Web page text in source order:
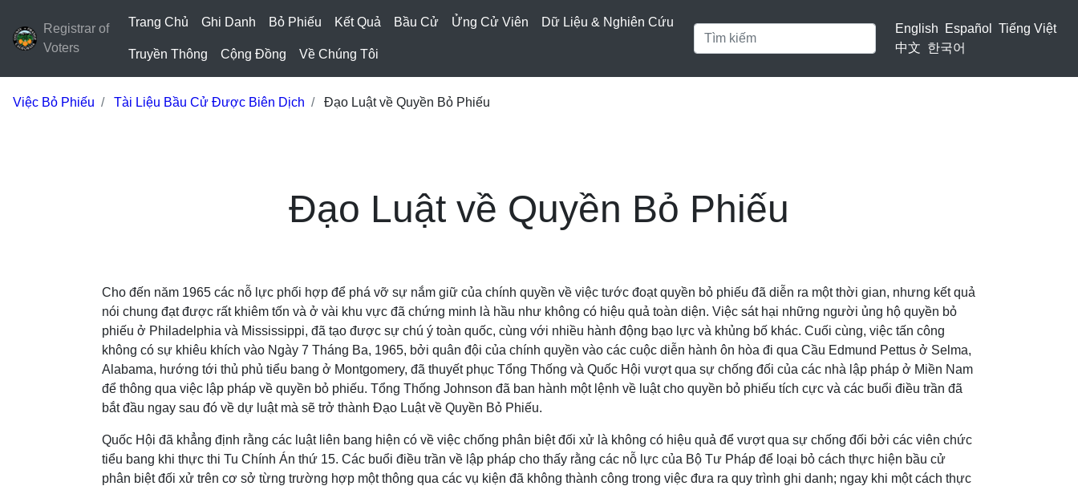
Registrar of
Voters
Trang Chủ Ghi Danh Bỏ Phiếu Kết Quả Bầu Cử Ửng Cử Viên Dữ Liệu & Nghiên Cứu
Truyền Thông Cộng Đồng Về Chúng Tôi
English Español
Tiếng Việt
中文 한국어
Việc Bỏ Phiếu Tài Liệu Bầu Cử Được Biên Dịch Đạo Luật về Quyền Bỏ Phiếu
Đạo Luật về Quyền Bỏ Phiếu
Cho đến năm 1965 các nỗ lực phối hợp để phá vỡ sự nắm giữ của chính quyền về việc tước đoạt quyền bỏ phiếu đã diễn ra một thời gian, nhưng kết quả
nói chung đạt được rất khiêm tốn và ở vài khu vực đã chứng minh là hầu như không có hiệu quả toàn diện. Việc sát hại những người ủng hộ quyền bỏ
phiếu ở Philadelphia và Mississippi, đã tạo được sự chú ý toàn quốc, cùng với nhiều hành động bạo lực và khủng bố khác. Cuối cùng, việc tấn công
không có sự khiêu khích vào Ngày 7 Tháng Ba, 1965, bởi quân đội của chính quyền vào các cuộc diễn hành ôn hòa đi qua Cầu Edmund Pettus ở Selma,
Alabama, hướng tới thủ phủ tiểu bang ở Montgomery, đã thuyết phục Tổng Thống và Quốc Hội vượt qua sự chống đối của các nhà lập pháp ở Miền Nam
để thông qua việc lập pháp về quyền bỏ phiếu. Tổng Thống Johnson đã ban hành một lệnh về luật cho quyền bỏ phiếu tích cực và các buổi điều trần đã
bắt đầu ngay sau đó về dự luật mà sẽ trở thành Đạo Luật về Quyền Bỏ Phiếu.
Quốc Hội đã khẳng định rằng các luật liên bang hiện có về việc chống phân biệt đối xử là không có hiệu quả để vượt qua sự chống đối bởi các viên chức
tiểu bang khi thực thi Tu Chính Án thứ 15. Các buổi điều trần về lập pháp cho thấy rằng các nỗ lực của Bộ Tư Pháp để loại bỏ cách thực hiện bầu cử
phân biệt đối xử trên cơ sở từng trường hợp một thông qua các vụ kiện đã không thành công trong việc đưa ra quy trình ghi danh; ngay khi một cách thực